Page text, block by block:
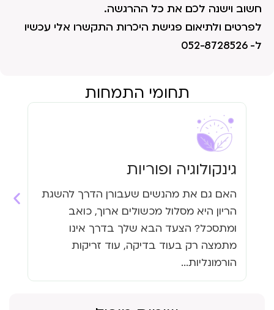
חשוב וישנה לכם את כל ההרגשה.
לפרטים ולתיאום פגישת היכרות התקשרו אלי עכשיו
ל- 052-8728526
תחומי התמחות
גינקולוגיה ופוריות
האם גם את מהנשים שעבורן הדרך להשגת
הריון היא מסלול מכשולים ארוך, כואב
ומתסכל? הצעד הבא שלך בדרך אינו
מתמצה רק בעוד בדיקה, עוד זריקות
הורמונליות...